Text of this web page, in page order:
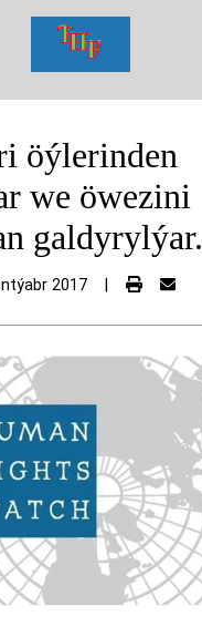
öýlerinden
we öwezini
galdyrylýar.
2017